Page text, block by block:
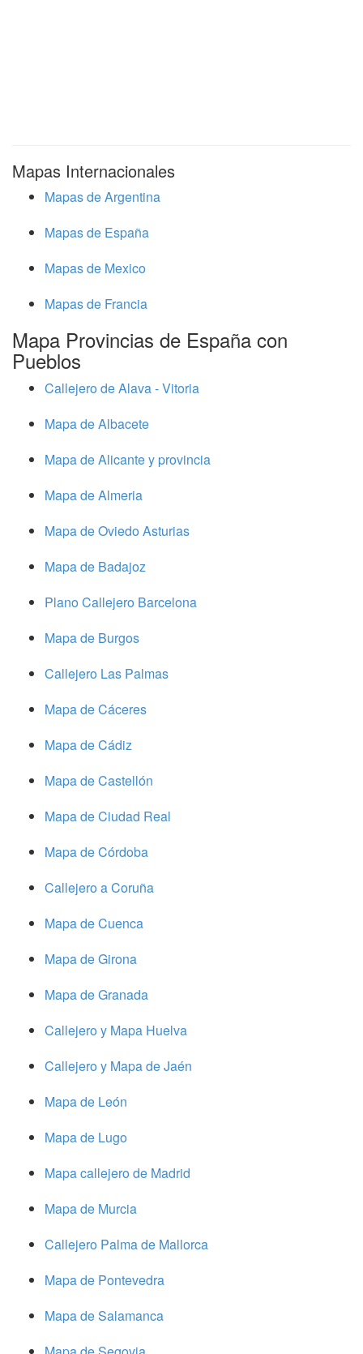
Mapas Internacionales
Mapas de Argentina
Mapas de España
Mapas de Mexico
Mapas de Francia
Mapa Provincias de España con
Pueblos
Callejero de Alava - Vitoria
Mapa de Albacete
Mapa de Alicante y provincia
Mapa de Almeria
Mapa de Oviedo Asturias
Mapa de Badajoz
Plano Callejero Barcelona
Mapa de Burgos
Callejero Las Palmas
Mapa de Cáceres
Mapa de Cádiz
Mapa de Castellón
Mapa de Ciudad Real
Mapa de Córdoba
Callejero a Coruña
Mapa de Cuenca
Mapa de Girona
Mapa de Granada
Callejero y Mapa Huelva
Callejero y Mapa de Jaén
Mapa de León
Mapa de Lugo
Mapa callejero de Madrid
Mapa de Murcia
Callejero Palma de Mallorca
Mapa de Pontevedra
Mapa de Salamanca